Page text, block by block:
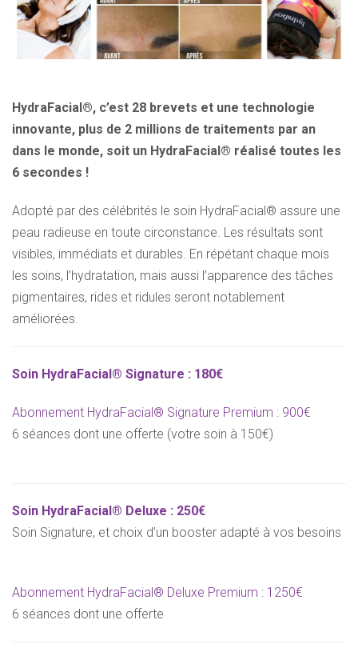
HydraFacial®, c’est 28 brevets et une technologie
innovante, plus de 2 millions de traitements par an
dans le monde, soit un HydraFacial® réalisé toutes les
6 secondes !
Adopté par des célébrités le soin HydraFacial® assure une
peau radieuse en toute circonstance. Les résultats sont
visibles, immédiats et durables. En répétant chaque mois
les soins, l’hydratation, mais aussi l’apparence des tâches
pigmentaires, rides et ridules seront notablement
améliorées.
Soin HydraFacial® Signature : 180€
Abonnement HydraFacial® Signature Premium : 900€
6 séances dont une offerte (votre soin à 150€)
Soin HydraFacial® Deluxe : 250€
Soin Signature, et choix d’un booster adapté à vos besoins
Abonnement HydraFacial® Deluxe Premium : 1250€
6 séances dont une offerte